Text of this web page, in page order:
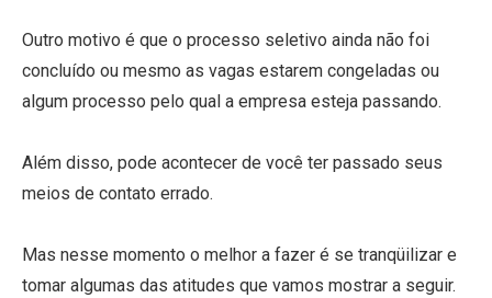
Outro motivo é que o processo seletivo ainda não foi
concluído ou mesmo as vagas estarem congeladas ou
algum processo pelo qual a empresa esteja passando.
Além disso, pode acontecer de você ter passado seus
meios de contato errado.
Mas nesse momento o melhor a fazer é se tranqüilizar e
tomar algumas das atitudes que vamos mostrar a seguir.